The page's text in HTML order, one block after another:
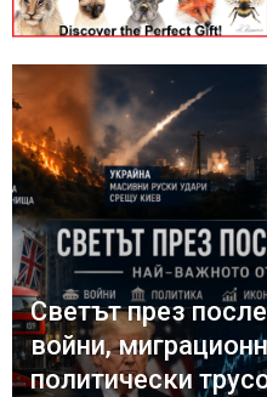
Светът през
войни,
политически